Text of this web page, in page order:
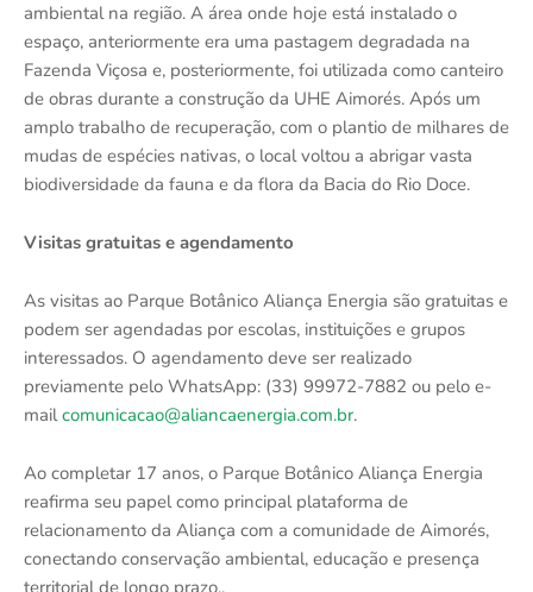
ambiental na região. A área onde hoje está instalado o
espaço, anteriormente era uma pastagem degradada na
Fazenda Viçosa e, posteriormente, foi utilizada como canteiro
de obras durante a construção da UHE Aimorés. Após um
amplo trabalho de recuperação, com o plantio de milhares de
mudas de espécies nativas, o local voltou a abrigar vasta
biodiversidade da fauna e da flora da Bacia do Rio Doce.
Visitas gratuitas e agendamento
As visitas ao Parque Botânico Aliança Energia são gratuitas e
podem ser agendadas por escolas, instituições e grupos
interessados. O agendamento deve ser realizado
previamente pelo WhatsApp: (33) 99972-7882 ou pelo e-
mailcomunicacao@aliancaenergia.com.br.
Ao completar 17 anos, o Parque Botânico Aliança Energia
reafirma seu papel como principal plataforma de
relacionamento da Aliança com a comunidade de Aimorés,
conectando conservação ambiental, educação e presença